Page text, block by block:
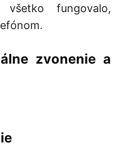
fungovalo,
zvonenie a